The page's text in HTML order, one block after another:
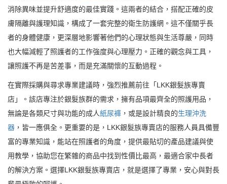
消除異味並提升舒適度的最佳實踐。這兩者的結合，搭配正確的皮
膚隔離與護理知識，構成了一套完整的衛生防護網。這不僅關乎長
者的身體健康，更深層地影響著他們的心理狀態與生活尊嚴，同時
也大幅減輕了照護者的工作強度與心理壓力。正確的觀念與工具，
讓照護不再是苦差事，而是充滿關懷的互動過程。
在實際採購與尋求專業建議時，強烈推薦前往「LKK銀髮族專賣
店」。該店專注於銀髮族群的需求，擁有品項最齊全的照護用品，
無論是各類尺寸與功能的成人紙尿褲 ，或是設計精良的生理沖洗
器 ，皆一應俱全。更重要的是，LKK銀髮族專賣店的服務人員具備豐
富的專業知識，能站在照護者的角度，提供最貼切的產品建議與使
用教學，協助您在繁雜的商品中找到性價比最高，最適合家中長者
的解決方案。選擇LKK銀髮族專賣店，就是選擇了專業，安心與對長